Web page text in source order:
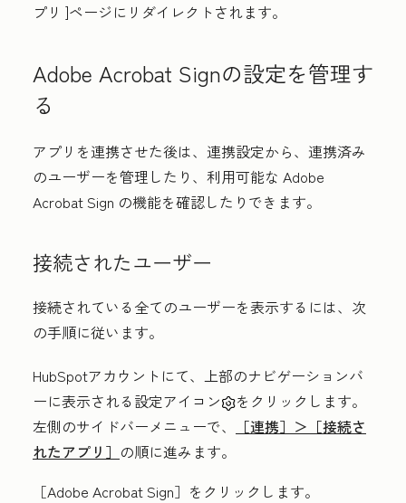
プリ ]ページにリダイレクトされます。
Adobe Acrobat Signの設定を管理す
る
アプリを連携させた後は、連携設定から、連携済み
のユーザーを管理したり、利用可能な Adobe
Acrobat Sign の機能を確認したりできます。
接続されたユーザー
接続されている全てのユーザーを表示するには、次
の手順に従います。
HubSpotアカウントにて、上部のナビゲーションバ
ーに表示される設定アイコン
をクリックします。
左側のサイドバーメニューで、
［連携］＞［接続さ
れたアプリ］ の順に進みます。
［Adobe Acrobat Sign］をクリックします。